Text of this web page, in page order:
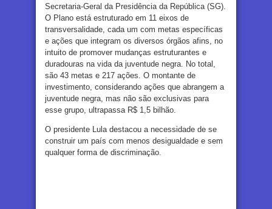
Secretaria-Geral da Presidência da República (SG).
O Plano está estruturado em 11 eixos de
transversalidade, cada um com metas específicas
e ações que integram os diversos órgãos afins, no
intuito de promover mudanças estruturantes e
duradouras na vida da juventude negra. No total,
são 43 metas e 217 ações. O montante de
investimento, considerando ações que abrangem a
juventude negra, mas não são exclusivas para
esse grupo, ultrapassa R$ 1,5 bilhão.
O presidente Lula destacou a necessidade de se
construir um país com menos desigualdade e sem
qualquer forma de discriminação.